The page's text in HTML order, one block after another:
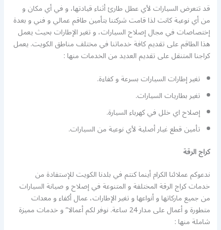
قد تتعرض السيارات لأي عطل طارئ أثناء قيادتها، و في أي مكان و
من أي نوعية كانت لذا قامت شركتنا بتأمين طاقم عمالي و فني و بعدة
إختصاصات في مجال إصلاح السيارات، و تغير الإطارات بحيث يعمل
هذا الطاقم على تقديم كافة خدماتنا في مختلف مناطق الكويت. يعمل
كراجنا المتنقل على تقديم العديد من الخدمات منها :
تغير إطارات السيارات بسرعة و كفاءة.
تغير بطاريات السيارات.
إصلاح اي خلل في كهرباء السيارة.
تأمين قطع غيار أصلية لأي نوعية من السيارات.
كراج الرقة
ندعوكم عملائنا الكرام أينما كنتم في بلدنا الكويت للإستفادة من
خدمات كراج الرقة المختلفة و المتنوعة في إصلاح و صيانة السيارات
من جميع ماركاتها و أنواعها و تغير الإطارات، عمال أكفاء و معدات
متطورة و أعمال على مدار 24 ساعة. نوفر لكم أعمالا” و خدمات مميزة
شاملة منها :